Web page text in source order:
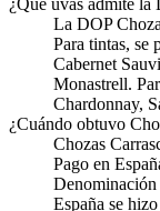
¿Qué uvas admite la
La DOP
Para tintas, se
Cabernet
Monastrell.
Chardonnay,
¿Cuándo obtuvo
Chozas
Pago en
España se